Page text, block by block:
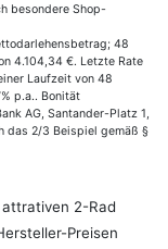
besondere Shop-
48
4.104,34 €. Letzte Rate
Laufzeit von 48
p.a.. Bonität
AG, Santander-Platz 1,
das 2/3 Beispiel gemäß §
2-Rad
Preisen